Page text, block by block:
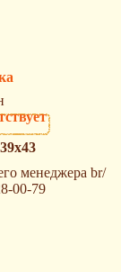
менеджера br/
00-79